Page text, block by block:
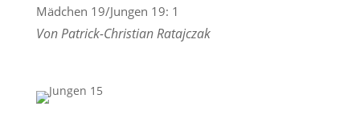
Mädchen 19/Jungen 19: 1
Von Patrick-Christian Ratajczak